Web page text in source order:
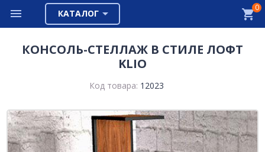
КАТАЛОГ
0
КОНСОЛЬ-СТЕЛЛАЖ В СТИЛЕ ЛОФТ
KLIO
Код товара: 12023